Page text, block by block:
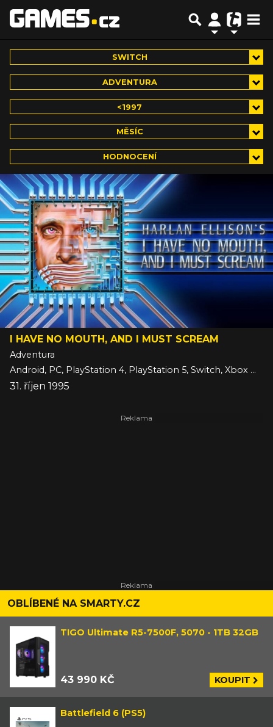
SWITCH
ADVENTURA
<1997
MĚSÍC
HODNOCENÍ
I HAVE NO MOUTH, AND I MUST SCREAM
Adventura
Android, PC, PlayStation 4, PlayStation 5, Switch, Xbox One, Xbox Series, iOS
31. říjen 1995
OBLÍBENÉ NA SMARTY.CZ
TIGO Ultimate R5-7500F, 5070 - 1TB 32GB
43 990 KČ KOUPIT
Battlefield 6 (PS5)